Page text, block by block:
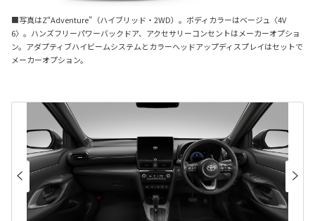
■写真はZ“Adventure”（ハイブリッド・2WD）。ボディカラーはベージュ〈4V
6〉。ハンズフリーパワーバックドア、アクセサリーコンセントはメーカーオプショ
ン。アダプティブハイビームシステムとカラーヘッドアップディスプレイはセットで
メーカーオプション。